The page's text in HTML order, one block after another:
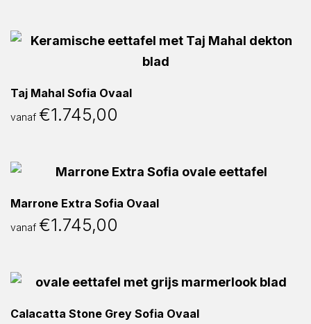
Taj Mahal Sofia Ovaal
vanaf €1.745,00
Marrone Extra Sofia Ovaal
vanaf €1.745,00
Calacatta Stone Grey Sofia Ovaal